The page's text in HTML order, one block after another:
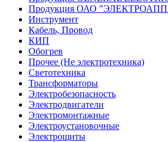
Продукция ОАО
Инструмент
Кабель, Провод
КИП
Обогрев
Прочее (Не электротехника)
Светотехника
Трансформаторы
Электробезопасность
Электродвигатели
Электромонтажные
Электроустановочные
Электрощиты